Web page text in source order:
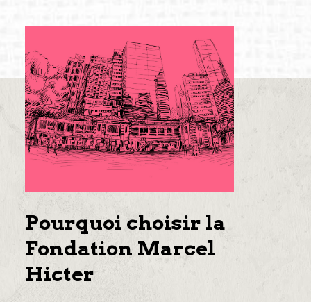
Pourquoi choisir la
Fondation Marcel
Hicter